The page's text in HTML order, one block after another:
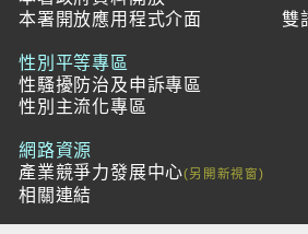
本署開放應用程式介面
性別平等專區
性騷擾防治及申訴專區
性別主流化專區
網路資源
產業競爭力發展中心
相關連結
雙